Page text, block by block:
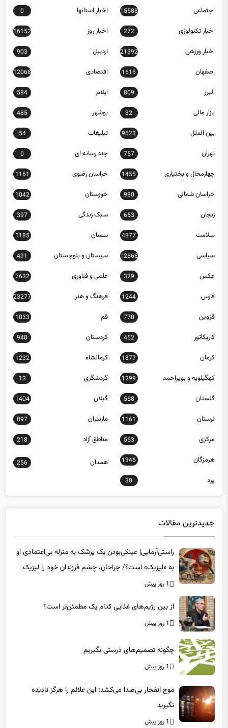
اجتماعی 15588 اخبار استانها 0
اخبار تکنولوژی 272 اخبار روز 16152
اخبار ورزشی 21392 اردبیل 903
اصفهان 1616 اقتصادی 12068
البرز 809 ایلام 584
بازار مالی 32 بوشهر 485
بین الملل 9623 تبلیغات 54
تهران 757 چند رسانه ای 0
چهارمحال و بختیاری 1455 خراسان رضوی 1161
خراسان شمالی 980 خوزستان 1042
زنجان 653 سبک زندگی 397
سلامت 4877 سمنان 1185
سیاسی 12668 سیستان و بلوچستان 491
عکس 329 علمی و فناوری 7632
فارس 1244 فرهنگ و هنر 23277
قزوین 770 قم 1033
کاریکاتور 452 کردستان 940
کرمان 1877 کرمانشاه 1232
کهگیلویه و بویراحمد 1299 گردشگری 13
گلستان 568 گیلان 1404
لرستان 1161 مازندران 897
مرکزی 563 مناطق آزاد 218
هرمزگان 1345 همدان 256
یزد 30
جدیدترین مقالات
راستی‌آزمایی| عینکی‌بودن یک پزشک به منزله بی‌اعتمادی او
به «لیزیک» است؟/ جراحان، چشم فرزندان خود را لیزیک
می‌کنند؟
1 روز پیش
از بین رژیم‌های غذایی کدام یک مطمئن‌تر است؟‌
1 روز پیش
چگونه تصمیم‌های درستی بگیریم
1 روز پیش
موج انفجار بی‌صدا می‌کشد؛ این علائم را هرگز نادیده
نگیرید
1 روز پیش